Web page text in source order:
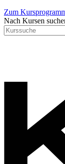
Zum
Nach Kursen